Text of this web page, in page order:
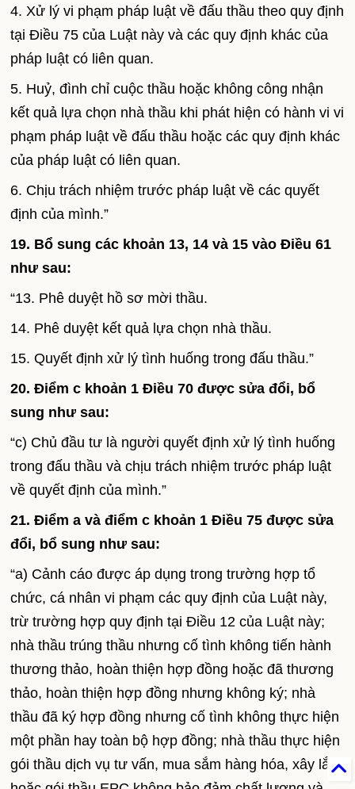
4. Xử lý vi phạm pháp luật về đấu thầu theo quy định
tại Điều 75 của Luật này và các quy định khác của
pháp luật có liên quan.
5. Huỷ, đình chỉ cuộc thầu hoặc không công nhận
kết quả lựa chọn nhà thầu khi phát hiện có hành vi vi
phạm pháp luật về đấu thầu hoặc các quy định khác
của pháp luật có liên quan.
6. Chịu trách nhiệm trước pháp luật về các quyết
định của mình.”
19. Bổ sung các khoản 13, 14 và 15 vào Điều 61
như sau:
“13. Phê duyệt hồ sơ mời thầu.
14. Phê duyệt kết quả lựa chọn nhà thầu.
15. Quyết định xử lý tình huống trong đấu thầu.”
20. Điểm c khoản 1 Điều 70 được sửa đổi, bổ
sung như sau:
“c) Chủ đầu tư là người quyết định xử lý tình huống
trong đấu thầu và chịu trách nhiệm trước pháp luật
về quyết định của mình.”
21. Điểm a và điểm c khoản 1 Điều 75 được sửa
đổi, bổ sung như sau:
“a) Cảnh cáo được áp dụng trong trường hợp tổ
chức, cá nhân vi phạm các quy định của Luật này,
trừ trường hợp quy định tại Điều 12 của Luật này;
nhà thầu trúng thầu nhưng cố tình không tiến hành
thương thảo, hoàn thiện hợp đồng hoặc đã thương
thảo, hoàn thiện hợp đồng nhưng không ký; nhà
thầu đã ký hợp đồng nhưng cố tình không thực hiện
một phần hay toàn bộ hợp đồng; nhà thầu thực hiện
gói thầu dịch vụ tư vấn, mua sắm hàng hóa, xây lắp